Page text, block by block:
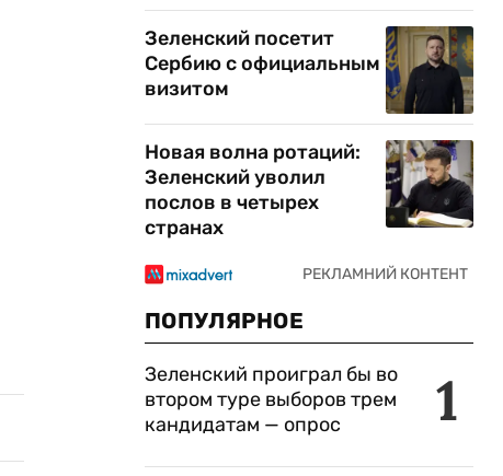
Зеленский посетит
Сербию с официальным
визитом
Новая волна ротаций:
Зеленский уволил
послов в четырех
странах
ПОПУЛЯРНОЕ
1
Зеленский проиграл бы во
втором туре выборов трем
кандидатам — опрос